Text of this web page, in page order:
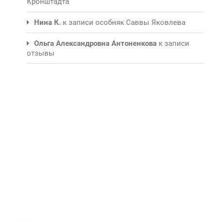
Нина К. к записи особняк Саввы Яковлева
Ольга Александровна Антоненкова к записи
отзывы